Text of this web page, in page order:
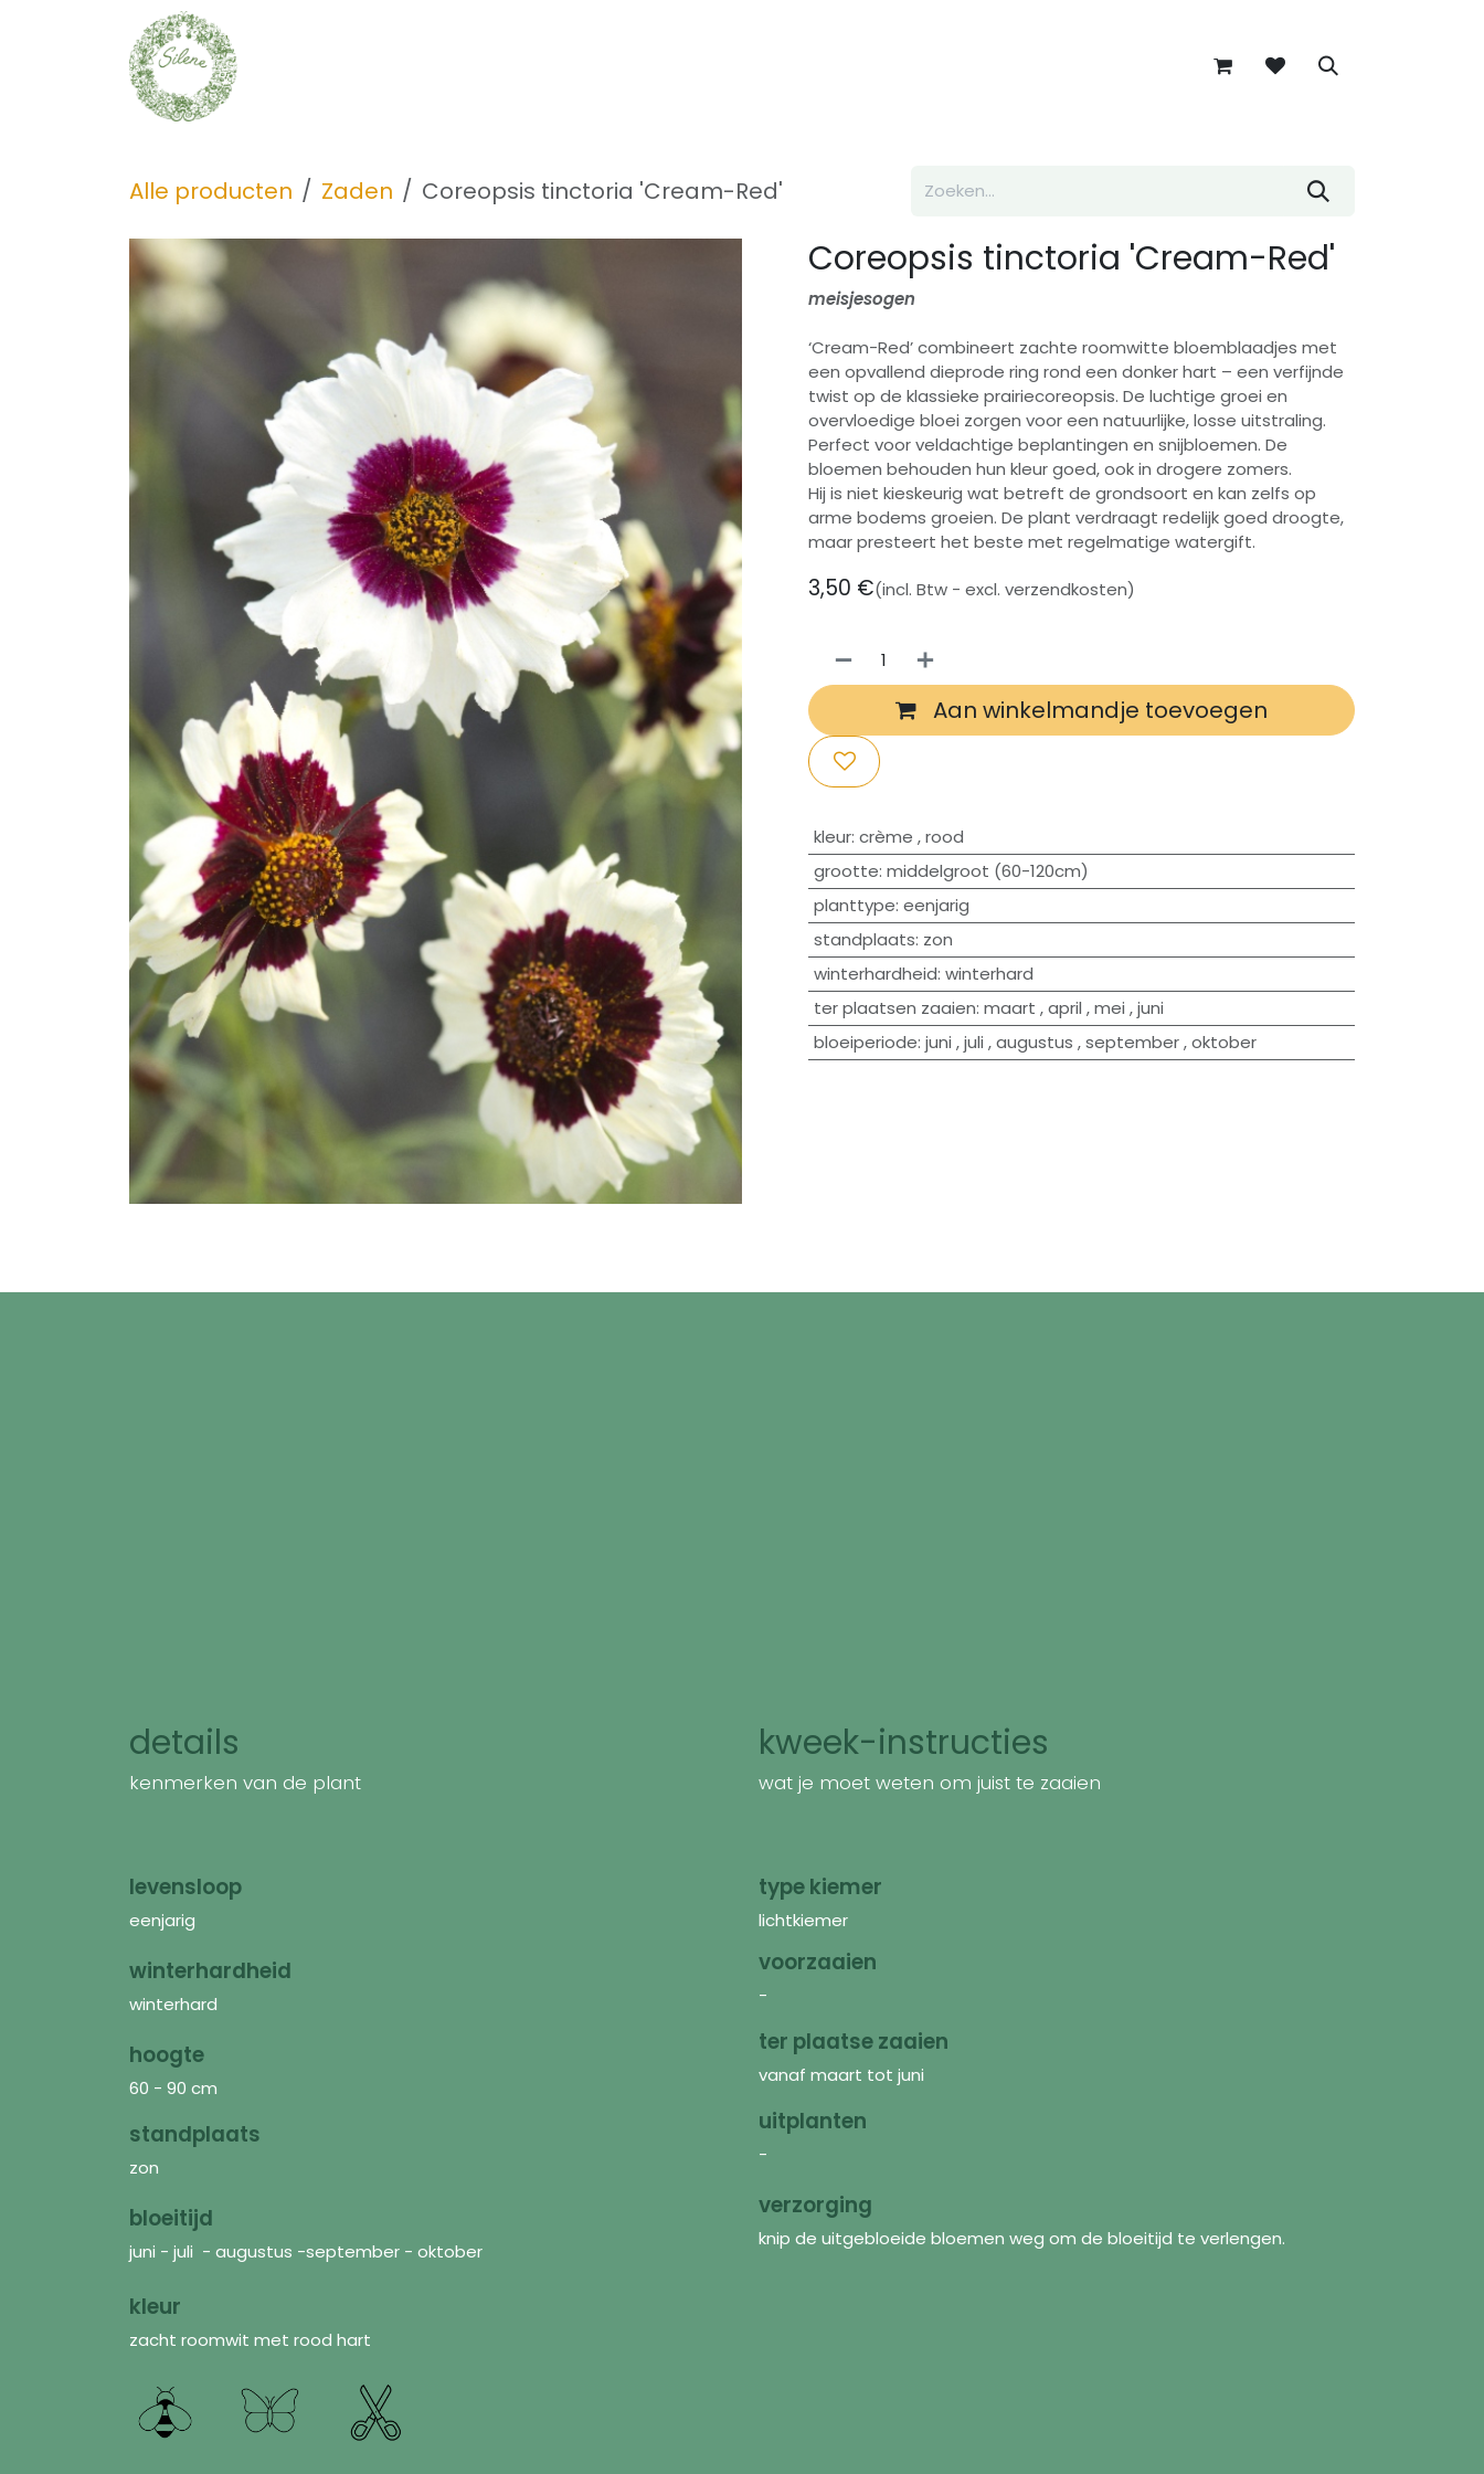
Overslaan naar inhoud
Alle producten Zaden Coreopsis tinctoria 'Cream-Red'
Coreopsis tinctoria 'Cream-Red'
meisjesogen
‘Cream-Red’ combineert zachte roomwitte bloemblaadjes met
een opvallend dieprode ring rond een donker hart – een verfijnde
twist op de klassieke prairiecoreopsis. De luchtige groei en
overvloedige bloei zorgen voor een natuurlijke, losse uitstraling.
Perfect voor veldachtige beplantingen en snijbloemen. De
bloemen behouden hun kleur goed, ook in drogere zomers.
Hij is niet kieskeurig wat betreft de grondsoort en kan zelfs op
arme bodems groeien. De plant verdraagt redelijk goed droogte,
maar presteert het beste met regelmatige watergift.
3,50 €(incl. Btw - excl. verzendkosten)
Aan winkelmandje toevoegen
​kleur: crème ,rood
grootte: middelgroot (60-120cm)
planttype: eenjarig
standplaats: zon
winterhardheid: winterhard
ter plaatsen zaaien: maart ,april ,mei ,juni
bloeiperiode: juni ,juli ,augustus ,september,oktober
details
kenmerken van de plant
levensloop
eenjarig
winterhardheid
winterhard
hoogte
60 - 90 cm
standplaats
zon
bloeitijd
juni - juli - augustus -september - oktober
kleur
zacht roomwit met rood hart
kweek-instructies
wat je moet weten om juist te zaaien
type kiemer
lichtkiemer
voorzaaien
-
ter plaatse zaaien
vanaf maart tot juni
uitplanten
-
verzorging
knip de uitgebloeide bloemen weg om de bloeitijd te verlengen.